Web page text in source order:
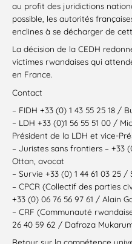
au profit des juridictions
possible, les autorités
enclines à se décharger de
La décision de la CEDH
victimes rwandaises qui
en France.
Contact
– FIDH +33 (0) 1 43 55 25 18 /
– LDH +33 (0)1 56 55 51 00 /
Président de la LDH et vice-
– Juristes sans frontiers – +33
Ottan, avocat
– Survie +33 (0) 1 44 61 03 25 /
– CPCR (Collectif des parties
+33 (0) 06 76 56 97 61 / Alain
– CRF (Communauté
26 40 59 62 / Dafroza
Retour sur la compétence